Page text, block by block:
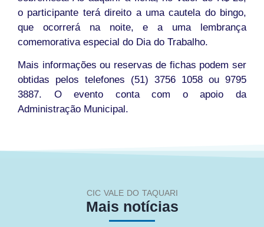
o participante terá direito a uma cautela do bingo,
que ocorrerá na noite, e a uma lembrança
comemorativa especial do Dia do Trabalho.
Mais informações ou reservas de fichas podem ser
obtidas pelos telefones (51) 3756 1058 ou 9795
3887. O evento conta com o apoio da
Administração Municipal.
CIC VALE DO TAQUARI
Mais notícias